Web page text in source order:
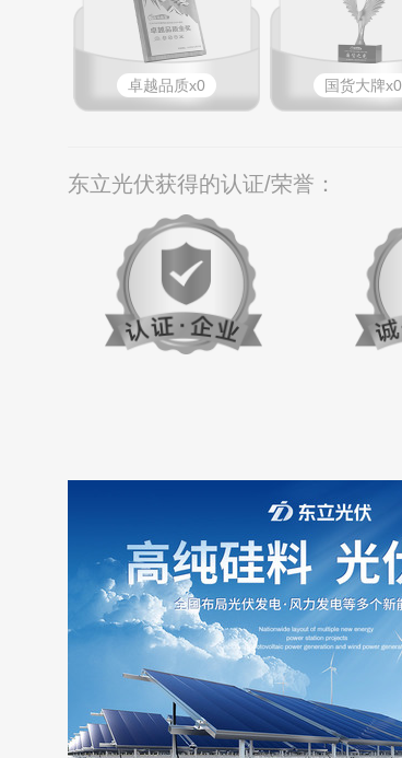
卓越品质x0 国货大牌x0
东立光伏获得的认证/荣誉：